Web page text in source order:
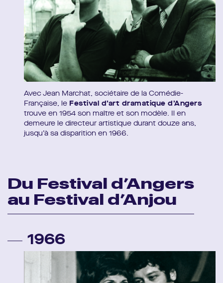
Avec Jean Marchat, sociétaire de la Comédie-
Française, le Festival d’art dramatique d’Angers
trouve en 1954 son maître et son modèle. Il en
demeure le directeur artistique durant douze ans,
jusqu’à sa disparition en 1966.
Du Festival d’Angers
au Festival d’Anjou
1966